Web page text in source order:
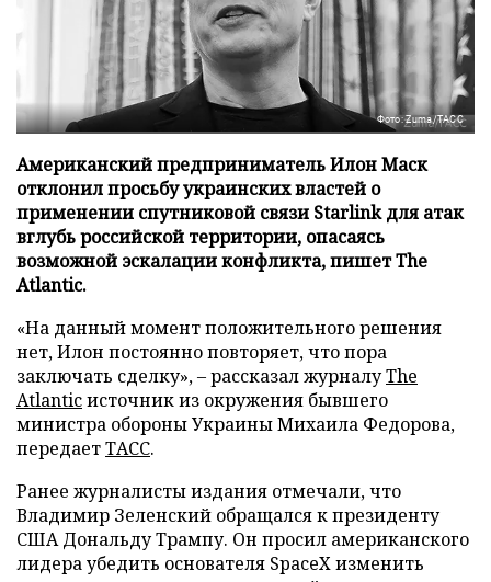
Фото: Zuma/ТАСС
Американский предприниматель Илон Маск
отклонил просьбу украинских властей о
применении спутниковой связи Starlink для атак
вглубь российской территории, опасаясь
возможной эскалации конфликта, пишет The
Atlantic.
«На данный момент положительного решения
нет, Илон постоянно повторяет, что пора
заключать сделку», – рассказал журналуThe
Atlanticисточник из окружения бывшего
министра обороны Украины Михаила Федорова,
передаетТАСС.
Ранее журналисты издания отмечали, что
Владимир Зеленский обращался к президенту
США Дональду Трампу. Он просил американского
лидера убедить основателя SpaceX изменить